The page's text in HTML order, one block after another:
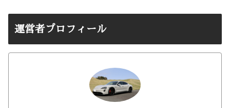
運営者プロフィール